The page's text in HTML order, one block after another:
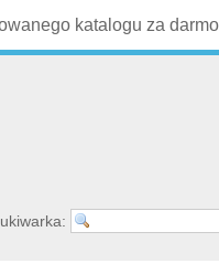
katalogu za